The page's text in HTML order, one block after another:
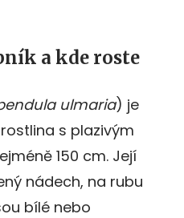
a kde roste
ulmaria) je
s plazivým
150 cm. Její
nádech, na rubu
bílé nebo